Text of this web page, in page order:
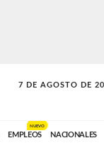
7 DE AGOSTO DE
SOLO MÚSICA
EMPLEOS
NUEVO
NACIONALES